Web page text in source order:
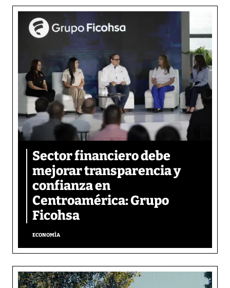
Sector financiero debe
mejorar transparencia y
confianza en
Centroamérica: Grupo
Ficohsa
ECONOMÍA